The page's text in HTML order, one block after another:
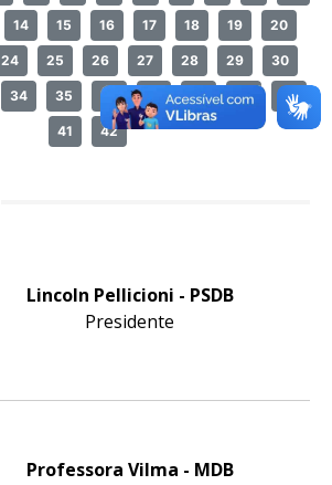
14 15 16 17 18 19 20
24 25 26 27 28 29 30
34 35 36 38 39 40
41 42
Lincoln Pellicioni - PSDB
Presidente
Professora Vilma - MDB